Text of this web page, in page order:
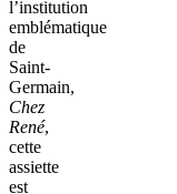
l’institution
emblématique
de
Saint-
Germain,
Chez
René,
cette
assiette
est